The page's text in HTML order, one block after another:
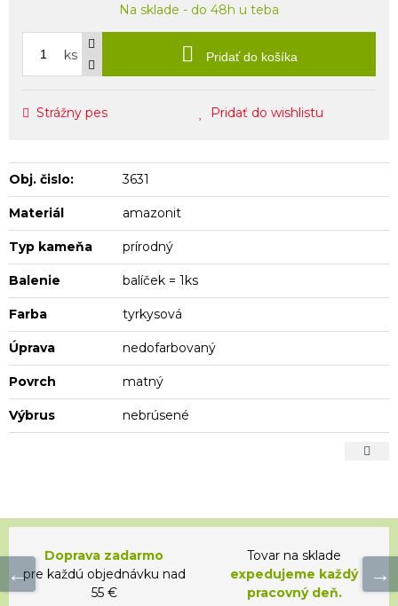
Na sklade - do 48h u teba
ks Pridať do košíka
Strážny pes Pridať do wishlistu
Obj. čislo: 3631
Materiál amazonit
Typ kameňa prírodný
Balenie balíček = 1ks
Farba tyrkysová
Úprava nedofarbovaný
Povrch matný
Výbrus nebrúsené
Doprava zadarmo
pre každú objednávku nad
55 €
Tovar na sklade
expedujeme každý
pracovný deň.